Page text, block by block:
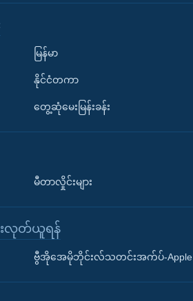
မြန်မာ
နိုင်ငံတကာ
တွေ့ဆုံမေးမြန်းခန်း
မီတာလှိုင်းများ
းလုတ်ယူရန်
ဗွီအိုအေမိုဘိုင်းလ်သတင်းအက်ပ်-Apple